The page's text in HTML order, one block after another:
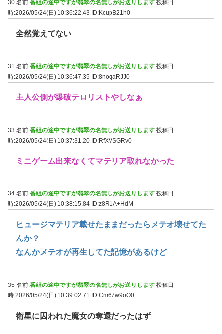
30 名前:番組の途中ですが翡翠の名無しがお送りします 投稿日
時:2026/05/24(日) 10:36:22.43
ID:KcupB21h0
全然覚えてない
31 名前:番組の途中ですが翡翠の名無しがお送りします 投稿日
時:2026/05/24(日) 10:36:47.35
ID:8noqaRJJ0
主人公側が爆破テロリストやしなぁ
33 名前:番組の途中ですが翡翠の名無しがお送りします 投稿日
時:2026/05/24(日) 10:37:31.20 ID:RfXVSGRy0
ミニゲーム出来なくてマテリア取れなかった
34 名前:番組の途中ですが翡翠の名無しがお送りします 投稿日
時:2026/05/24(日) 10:38:15.84 ID:z8R1A+HdM
ヒュージマテリア載せたままだったらメテオ壊せてた
んか？
なんかメテオが再生してた記憶があるけど
35 名前:番組の途中ですが翡翠の名無しがお送りします 投稿日
時:2026/05/24(日) 10:39:02.71 ID:Cm67w9oO0
衛星に囚われた魔女の奪還だったはず